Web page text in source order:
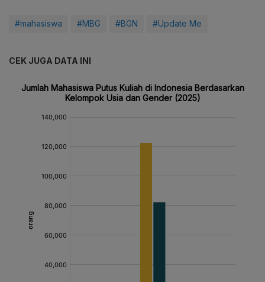
#mahasiswa #MBG #BGN #Update Me
CEK JUGA DATA INI